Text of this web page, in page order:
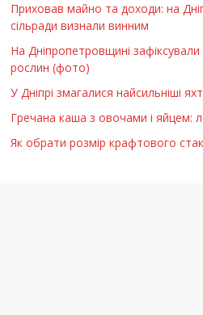
Приховав майно та доходи: на
сільради визнали винним
На Дніпропетровщині зафіксували
рослин (фото)
У Дніпрі змагалися найсильніші
Гречана каша з овочами і яйцем:
Як обрати розмір крафтового